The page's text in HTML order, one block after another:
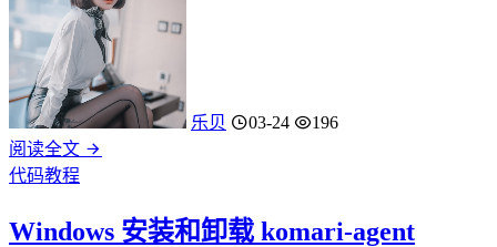
乐贝 03-24
196
阅读全文
代码教程
Windows 安装和卸载 komari-agent